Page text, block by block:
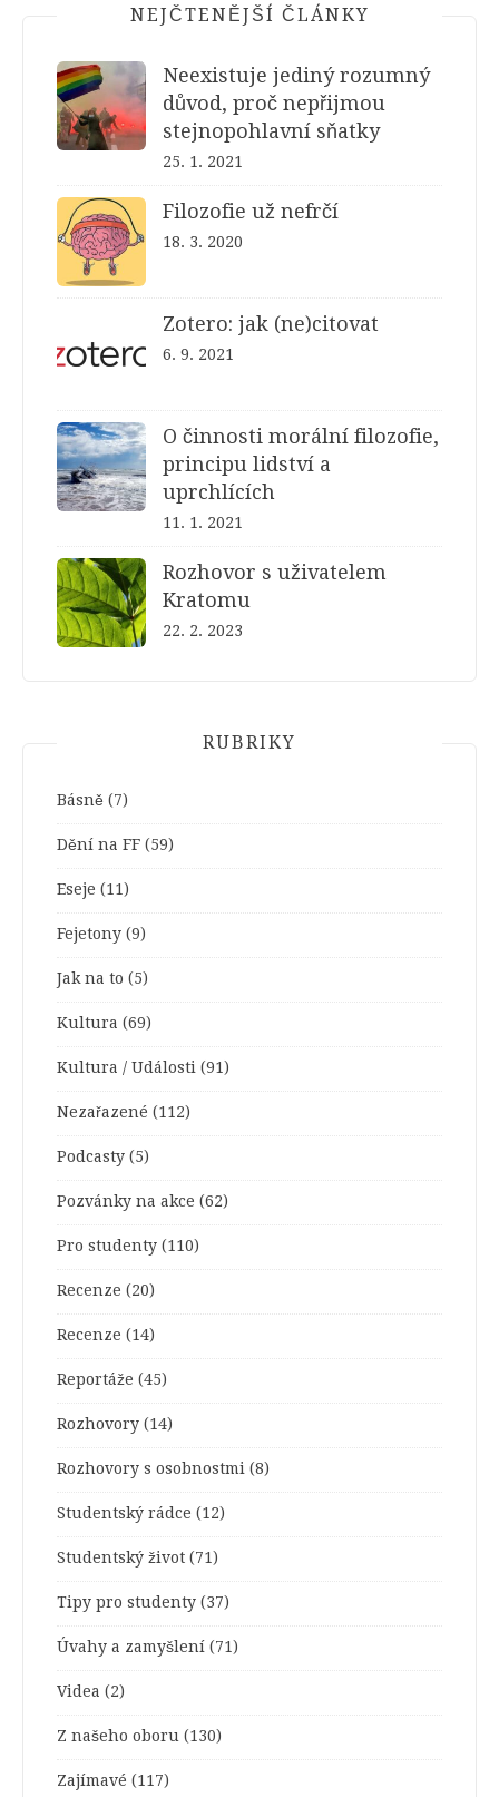
NEJČTENĚJŠÍ ČLÁNKY
Neexistuje jediný rozumný
důvod, proč nepřijmou
stejnopohlavní sňatky
25. 1. 2021
Filozofie už nefrčí
18. 3. 2020
Zotero: jak (ne)citovat
6. 9. 2021
O činnosti morální filozofie,
principu lidství a
uprchlících
11. 1. 2021
Rozhovor s uživatelem
Kratomu
22. 2. 2023
RUBRIKY
Básně (7)
Dění na FF (59)
Eseje (11)
Fejetony (9)
Jak na to (5)
Kultura (69)
Kultura / Události (91)
Nezařazené (112)
Podcasty (5)
Pozvánky na akce (62)
Pro studenty (110)
Recenze (20)
Recenze (14)
Reportáže (45)
Rozhovory (14)
Rozhovory s osobnostmi (8)
Studentský rádce (12)
Studentský život (71)
Tipy pro studenty (37)
Úvahy a zamyšlení (71)
Videa (2)
Z našeho oboru (130)
Zajímavé (117)